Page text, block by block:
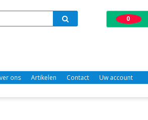
0
ons Artikelen Contact Uw account